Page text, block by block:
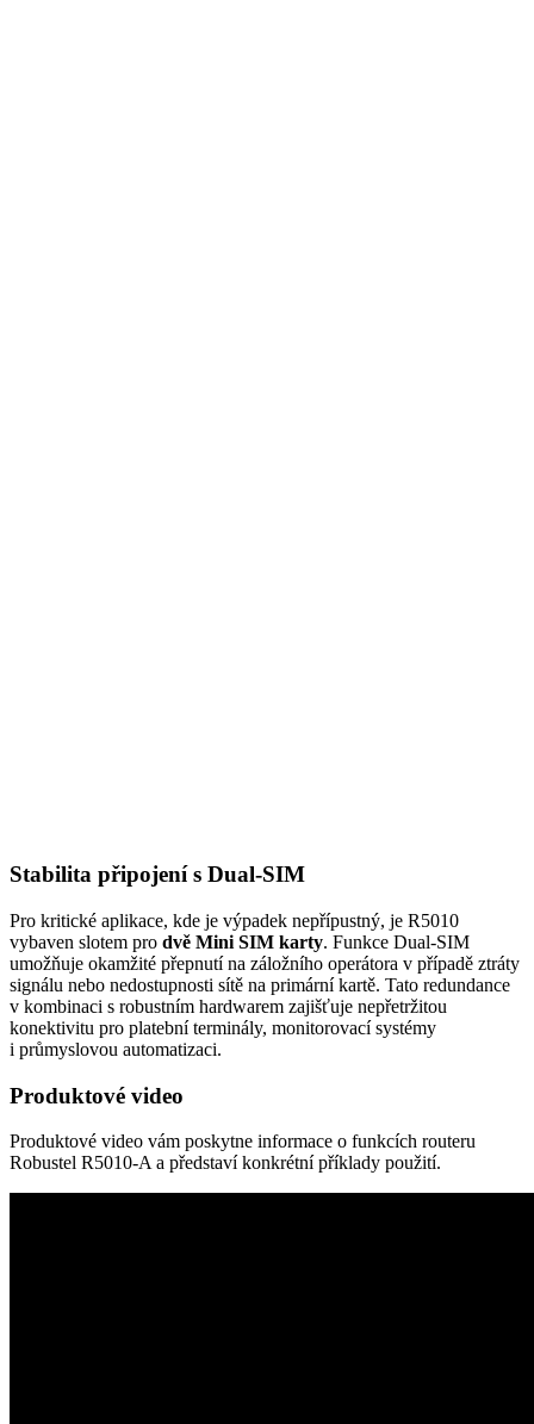
Stabilita připojení s Dual-SIM
Pro kritické aplikace, kde je výpadek nepřípustný, je R5010
vybaven slotem pro dvě Mini SIM karty. Funkce Dual-SIM
umožňuje okamžité přepnutí na záložního operátora v případě ztráty
signálu nebo nedostupnosti sítě na primární kartě. Tato redundance
v kombinaci s robustním hardwarem zajišťuje nepřetržitou
konektivitu pro platebníterminály, monitorovací systémy
i průmyslovou automatizaci.
Produktové video
Produktové video vám poskytne informace o funkcích routeru
Robustel R5010-A a představí konkrétní příklady použití.